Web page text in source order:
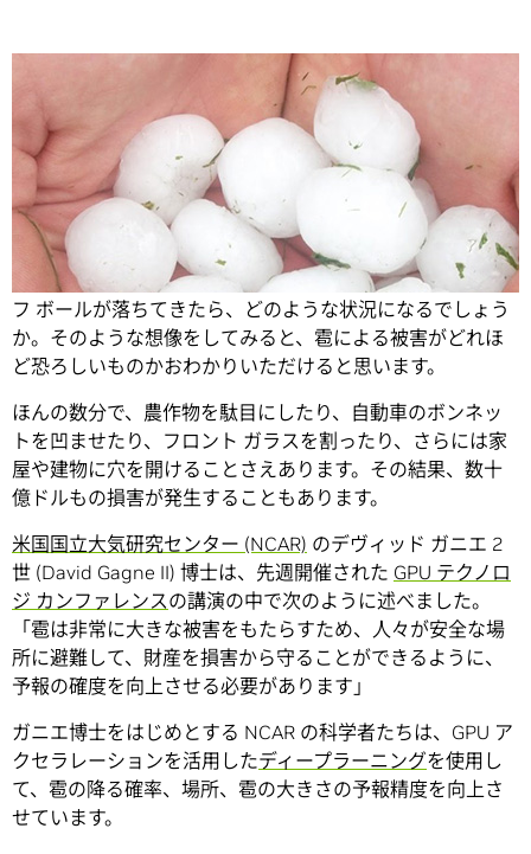
時速 160 キロメートル以上のスピードで空から無数のゴル
フ ボールが落ちてきたら、どのような状況になるでしょう
か。 そのような想像をしてみると、雹による被害がどれほ
ど恐ろしいものかおわかりいただけると思います。
ほんの数分で、農作物を駄目にしたり、自動車のボンネッ
トを凹ませたり、フロント ガラスを割ったり、さらには家
屋や建物に穴を開けることさえあります。その結果、数十
億ドルもの損害が発生することもあります。
米国国立大気研究センター (NCAR) のデヴィッド ガニエ 2
世 (David Gagne II) 博士は、先週開催された GPU テクノロ
ジ カンファレンスの講演の中で次のように述べました。
「雹は非常に大きな被害をもたらすため、人々が安全な場
所に避難して、財産を損害から守ることができるように、
予報の確度を向上させる必要があります」
ガニエ博士をはじめとする NCAR の科学者たちは、GPU ア
クセラレーションを活用したディープラーニングを使用し
て、雹の降る確率、場所、雹の大きさの予報精度を向上さ
せています。